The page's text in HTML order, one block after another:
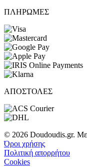
ΠΛΗΡΩΜΕΣ
ΑΠΟΣΤΟΛΕΣ
© 2026 Doudoudis.gr. Με
Όροι χρήσης
Πολιτική απορρήτου
Cookies